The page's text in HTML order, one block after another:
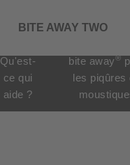
BITE AWAY TWO
Qu'est-
ce qui
aide ?
bite away®
les piqûres